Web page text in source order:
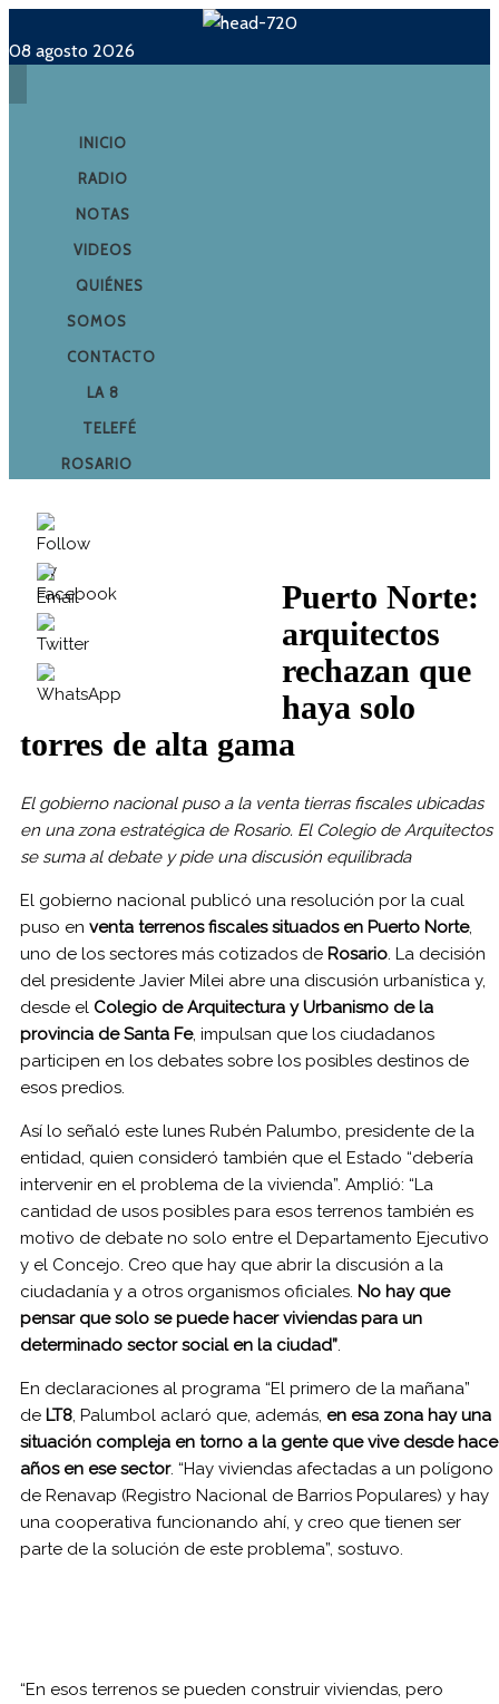
08 agosto 2026
INICIO
RADIO
NOTAS
VIDEOS
QUIÉNES
SOMOS
CONTACTO
LA 8
TELEFÉ
ROSARIO
Puerto Norte:
arquitectos
rechazan que
haya solo
torres de alta gama
El gobierno nacional puso a la venta tierras fiscales ubicadas
en una zona estratégica de Rosario. El Colegio de Arquitectos
se suma al debate y pide una discusión equilibrada
El gobierno nacional publicó una resolución por la cual
puso en venta terrenos fiscales situados en Puerto Norte,
uno de los sectores más cotizados de Rosario. La decisión
del presidente Javier Milei abre una discusión urbanística y,
desde el Colegio de Arquitectura y Urbanismo de la
provincia de Santa Fe, impulsan que los ciudadanos
participen en los debates sobre los posibles destinos de
esos predios.
Así lo señaló este lunes Rubén Palumbo, presidente de la
entidad, quien consideró también que el Estado “debería
intervenir en el problema de la vivienda”. Amplió: “La
cantidad de usos posibles para esos terrenos también es
motivo de debate no solo entre el Departamento Ejecutivo
y el Concejo. Creo que hay que abrir la discusión a la
ciudadanía y a otros organismos oficiales. No hay que
pensar que solo se puede hacer viviendas para un
determinado sector social en la ciudad”.
En declaraciones al programa “El primero de la mañana”
de LT8, Palumbol aclaró que, además, en esa zona hay una
situación compleja en torno a la gente que vive desde hace
años en ese sector. “Hay viviendas afectadas a un polígono
de Renavap (Registro Nacional de Barrios Populares) y hay
una cooperativa funcionando ahí, y creo que tienen ser
parte de la solución de este problema”, sostuvo.
“En esos terrenos se pueden construir viviendas, pero